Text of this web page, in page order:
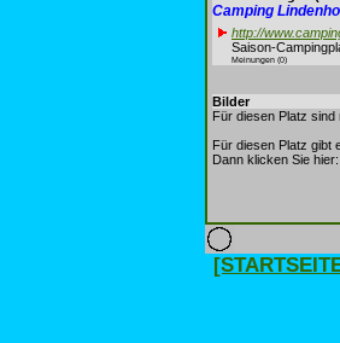
Camping
http://
Saison-
Meinungen (0)
Bilder
Für diesen Platz sind
Für diesen Platz gibt
Dann klicken Sie hier: